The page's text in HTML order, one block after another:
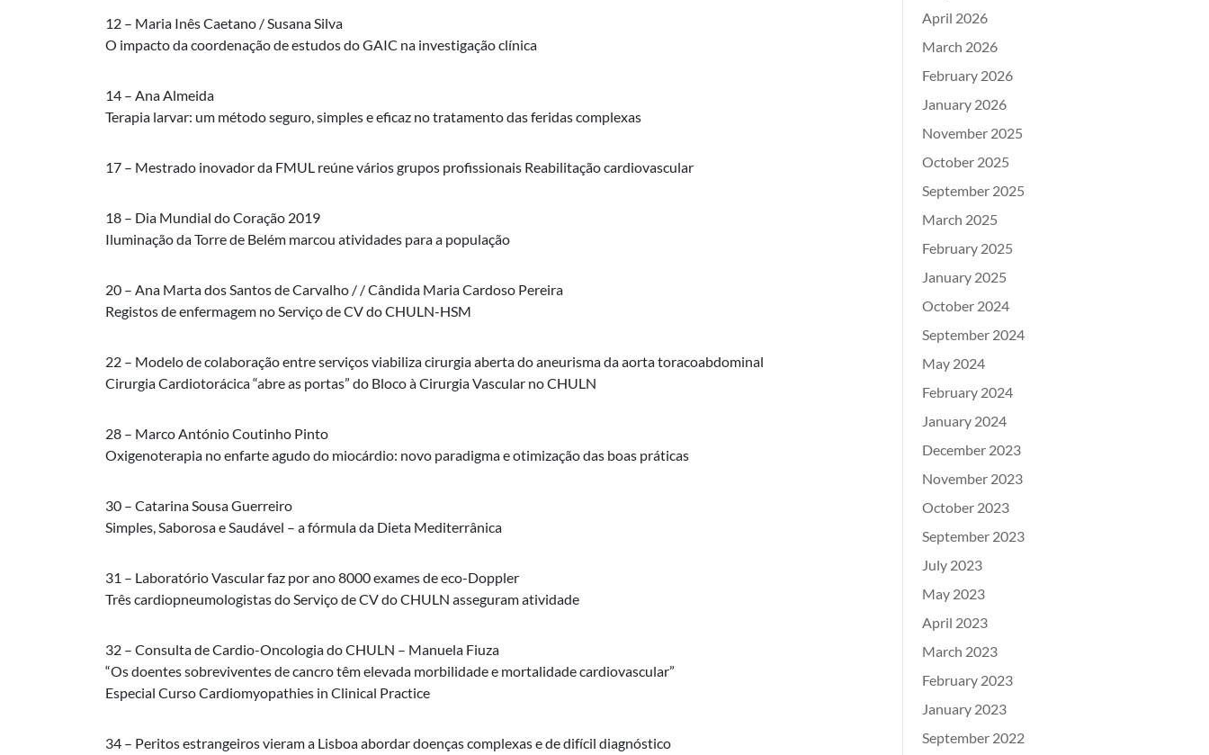
12 – Maria Inês Caetano / Susana Silva
O impacto da coordenação de estudos do GAIC na investigação clínica
14 – Ana Almeida
Terapia larvar: um método seguro, simples e eficaz no tratamento das feridas complexas
17 – Mestrado inovador da FMUL reúne vários grupos profissionais Reabilitação cardiovascular
18 – Dia Mundial do Coração 2019
Iluminação da Torre de Belém marcou atividades para a população
20 – Ana Marta dos Santos de Carvalho / / Cândida Maria Cardoso Pereira
Registos de enfermagem no Serviço de CV do CHULN-HSM
22 – Modelo de colaboração entre serviços viabiliza cirurgia aberta do aneurisma da aorta toracoabdominal
Cirurgia Cardiotorácica “abre as portas” do Bloco à Cirurgia Vascular no CHULN
28 – Marco António Coutinho Pinto
Oxigenoterapia no enfarte agudo do miocárdio: novo paradigma e otimização das boas práticas
30 – Catarina Sousa Guerreiro
Simples, Saborosa e Saudável – a fórmula da Dieta Mediterrânica
31 – Laboratório Vascular faz por ano 8000 exames de eco-Doppler
Três cardiopneumologistas do Serviço de CV do CHULN asseguram atividade
32 – Consulta de Cardio-Oncologia do CHULN – Manuela Fiuza
“Os doentes sobreviventes de cancro têm elevada morbilidade e mortalidade cardiovascular”
Especial Curso Cardiomyopathies in Clinical Practice
34 – Peritos estrangeiros vieram a Lisboa abordar doenças complexas e de difícil diagnóstico
April 2026
March 2026
February 2026
January 2026
November 2025
October 2025
September 2025
March 2025
February 2025
January 2025
October 2024
September 2024
May 2024
February 2024
January 2024
December 2023
November 2023
October 2023
September 2023
July 2023
May 2023
April 2023
March 2023
February 2023
January 2023
September 2022